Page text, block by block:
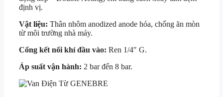
định vị.
Vật liệu: Thân nhôm anodized anode hóa, chống ăn mòn
từ môi trường nhà máy.
Cổng kết nối khí đầu vào: Ren 1/4″ G.
Áp suất vận hành: 2 bar đến 8 bar.